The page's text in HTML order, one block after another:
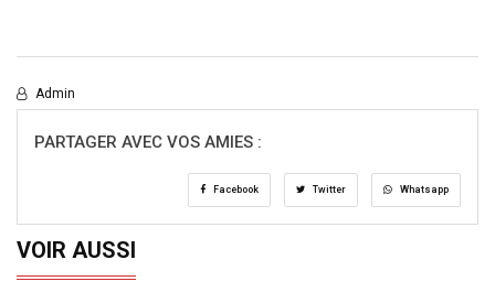
Admin
PARTAGER AVEC VOS AMIES :
Facebook Twitter Whatsapp
VOIR AUSSI